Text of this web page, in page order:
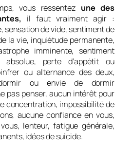
vous ressentez une des
il faut vraiment agir :
de vide, sentiment de
la vie, inquiétude permanente,
imminente, sentiment
absolue, perte d’appétit ou
ou alternance des deux,
ou envie de dormir
pas penser, aucun intérêt pour
concentration, impossibilité de
aucune confiance en vous,
lenteur, fatigue générale,
idées de suicide.